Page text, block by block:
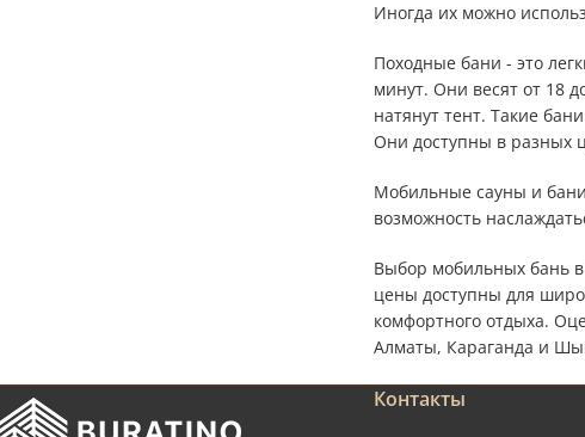
Иногда их можно
Походные бани - это
минут. Они весят от 18
натянут тент. Такие
Они доступны в разных
Мобильные сауны и
возможность
Выбор мобильных бань в
цены доступны для
комфортного отдыха.
Алматы, Караганда и
Контакты